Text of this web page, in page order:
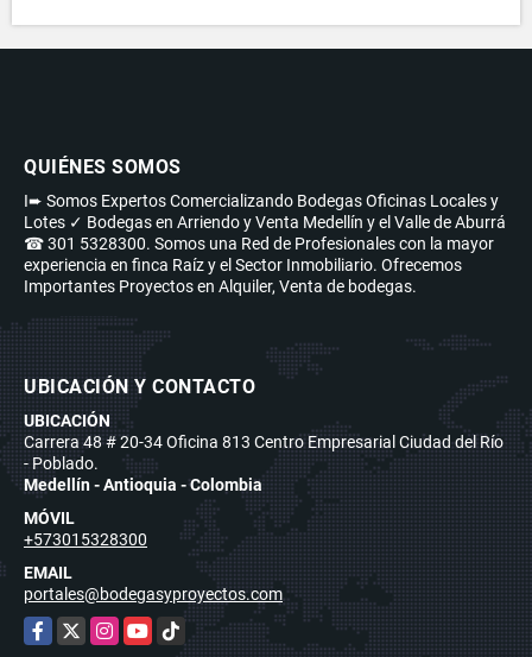
QUIÉNES SOMOS
I➨ Somos Expertos Comercializando Bodegas Oficinas Locales y
Lotes ✓ Bodegas en Arriendo y Venta Medellín y el Valle de Aburrá
☎ 301 5328300. Somos una Red de Profesionales con la mayor
experiencia en finca Raíz y el Sector Inmobiliario. Ofrecemos
Importantes Proyectos en Alquiler, Venta de bodegas.
UBICACIÓN Y CONTACTO
UBICACIÓN
Carrera 48 # 20-34 Oficina 813 Centro Empresarial Ciudad del Río
- Poblado.
Medellín - Antioquia - Colombia
MÓVIL
+573015328300
EMAIL
portales@bodegasyproyectos.com
Facebook
X Instagram
YouTubeTikTok